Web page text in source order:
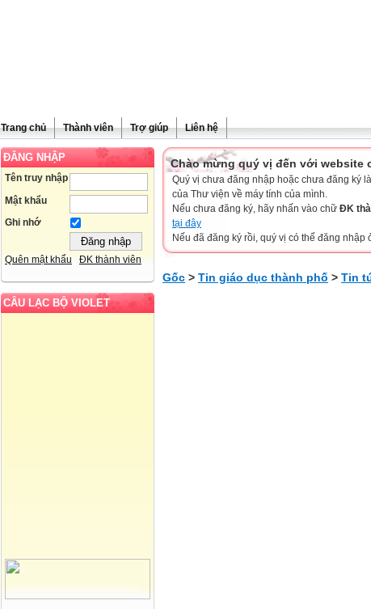
Trang chủ Thành viên Trợ giúp Liên hệ
ĐĂNG NHẬP
Tên truy nhập
Mật khẩu
Ghi nhớ
Quên mật khẩu ĐK thành viên
CÂU LẠC BỘ VIOLET
Chào mừng quý vị đến với website
Quý vị chưa đăng nhập hoặc chưa đăng ký
của Thư viện về máy tính của mình.
Nếu chưa đăng ký, hãy nhấn vào chữ ĐK
tại đây
Nếu đã đăng ký rồi, quý vị có thể đăng nhập
Gốc > Tin giáo dục thành phố > Tin